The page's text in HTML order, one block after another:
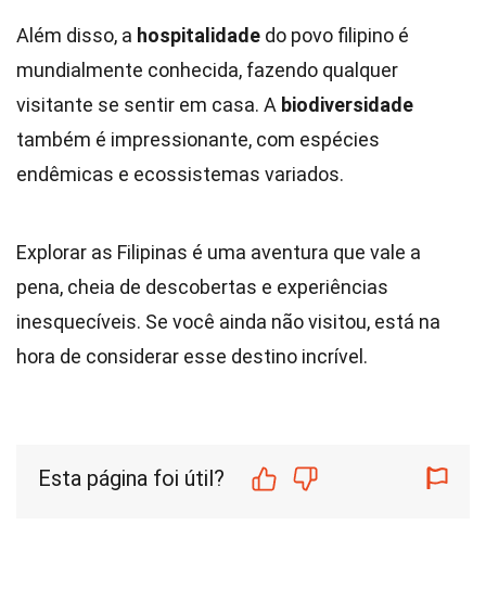
Além disso, a hospitalidade do povo filipino é
mundialmente conhecida, fazendo qualquer
visitante se sentir em casa. A biodiversidade
também é impressionante, com espécies
endêmicas e ecossistemas variados.
Explorar as Filipinas é uma aventura que vale a
pena, cheia de descobertas e experiências
inesquecíveis. Se você ainda não visitou, está na
hora de considerar esse destino incrível.
Esta página foi útil?